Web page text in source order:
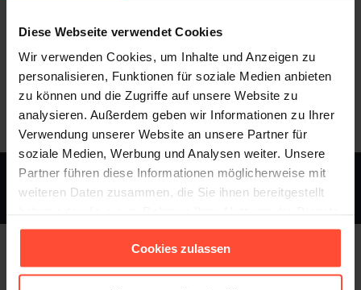
Diese Webseite verwendet Cookies
Wir verwenden Cookies, um Inhalte und Anzeigen zu
personalisieren, Funktionen für soziale Medien anbieten
zu können und die Zugriffe auf unsere Website zu
analysieren. Außerdem geben wir Informationen zu Ihrer
Verwendung unserer Website an unsere Partner für
soziale Medien, Werbung und Analysen weiter. Unsere
Partner führen diese Informationen möglicherweise mit
weiteren Daten zusammen, die Sie ihnen bereitgestellt
gesammelt haben.
Cookies zulassen
STURMFEST - Berater für Kommunikation - © 2013 - 2026